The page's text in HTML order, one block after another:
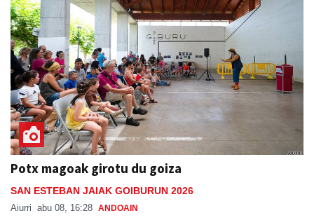
Potx magoak girotu du goiza
SAN ESTEBAN JAIAK GOIBURUN 2026
Aiurri abu 08, 16:28 ANDOAIN